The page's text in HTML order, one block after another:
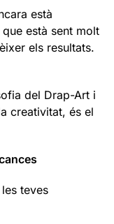
està
està sent molt
els resultats.
del Drap-Art i
creativitat, és el
teves